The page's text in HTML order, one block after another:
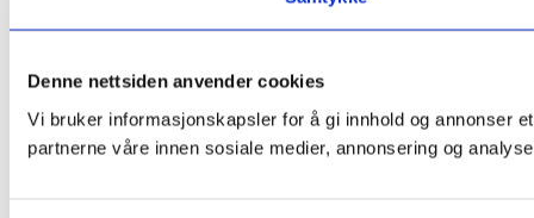
Denne nettsiden anvender cookies
Vi bruker informasjonskapsler for å gi innhold og annonser
partnerne våre innen sosiale medier, annonsering og